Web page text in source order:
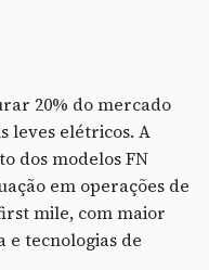
20% do mercado
leves elétricos. A
dos modelos FN
em operações de
mile, com maior
e tecnologias de